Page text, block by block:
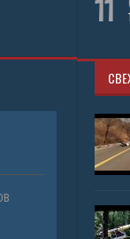
РАЗНЫЕ
ШИНЫ ДЛЯ
ПОГРУЗЧИК
11